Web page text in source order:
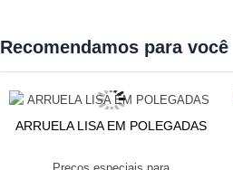
Recomendamos para você
ARRUELA LISA EM POLEGADAS